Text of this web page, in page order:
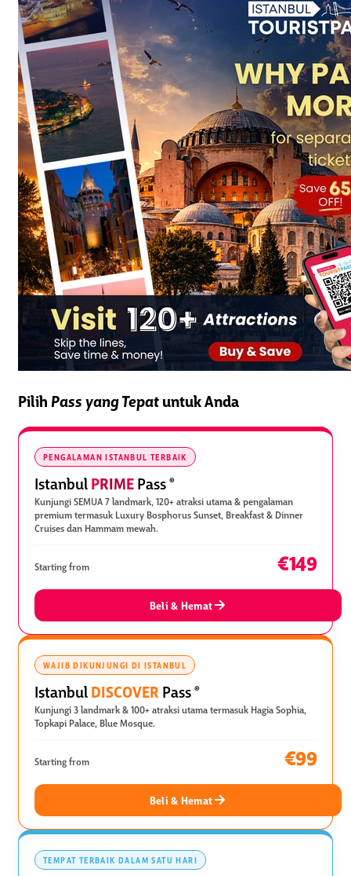
PilihPass yang Tepatuntuk Anda
PENGALAMAN ISTANBUL TERBAIK
IstanbulPRIMEPass ®
Kunjungi SEMUA 7 landmark, 120+ atraksi utama & pengalaman
premium termasuk Luxury Bosphorus Sunset, Breakfast & Dinner
Cruises dan Hammam mewah.
Starting from €149
Beli & Hemat
WAJIB DIKUNJUNGI DI ISTANBUL
IstanbulDISCOVER Pass ®
Kunjungi 3 landmark & 100+ atraksi utama termasuk Hagia Sophia,
Topkapi Palace, Blue Mosque.
Starting from €99
Beli & Hemat
TEMPAT TERBAIK DALAM SATU HARI